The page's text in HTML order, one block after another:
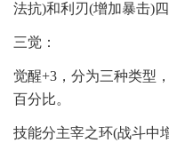
法抗)和利刃(增加暴击)四
三觉：
觉醒+3，分为三种类型
百分比。
技能分主宰之环(战斗中